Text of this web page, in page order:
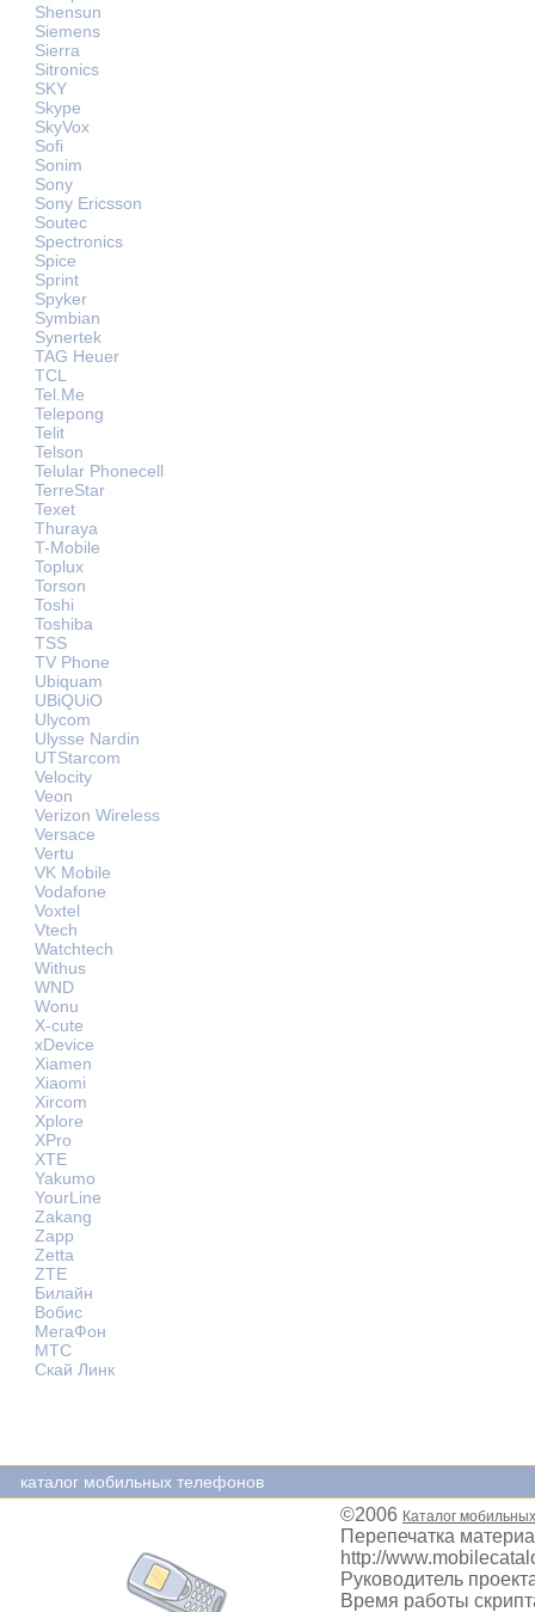
Shensun
Siemens
Sierra
Sitronics
SKY
Skype
SkyVox
Sofi
Sonim
Sony
Sony Ericsson
Soutec
Spectronics
Spice
Sprint
Spyker
Symbian
Synertek
TAG Heuer
TCL
Tel.Me
Telepong
Telit
Telson
Telular Phonecell
TerreStar
Texet
Thuraya
T-Mobile
Toplux
Torson
Toshi
Toshiba
TSS
TV Phone
Ubiquam
UBiQUiO
Ulycom
Ulysse Nardin
UTStarcom
Velocity
Veon
Verizon Wireless
Versace
Vertu
VK Mobile
Vodafone
Voxtel
Vtech
Watchtech
Withus
WND
Wonu
X-cute
xDevice
Xiamen
Xiaomi
Xircom
Xplore
XPro
XTE
Yakumo
YourLine
Zakang
Zapp
Zetta
ZTE
Билайн
Вобис
МегаФон
МТС
Скай Линк
каталог мобильных телефонов
©2006 Каталог
Перепечатка
http://
Руководитель
Время работы